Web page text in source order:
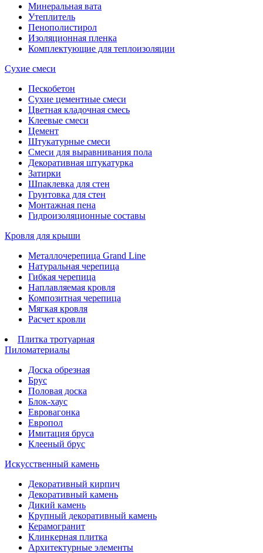
Минеральная вата
Утеплитель
Пенополистирол
Изоляционная пленка
Комплектующие для теплоизоляции
Сухие смеси
Пескобетон
Сухие цементные смеси
Цветная кладочная смесь
Клеевые смеси
Цемент
Штукатурные смеси
Смеси для выравнивания пола
Декоративная штукатурка
Затирки
Шпаклевка для стен
Грунтовка для стен
Монтажная пена
Гидроизоляционные составы
Кровля для крыши
Металлочерепица Grand Line
Натуральная черепица
Гибкая черепица
Наплавляемая кровля
Композитная черепица
Мягкая кровля
Расчет кровли
Плитка тротуарная
Пиломатериалы
Доска обрезная
Брус
Половая доска
Блок-хаус
Евровагонка
Европол
Имитация бруса
Клееный брус
Искусственный камень
Декоративный кирпич
Декоративный камень
Дикий камень
Крупный декоративный камень
Керамогранит
Клинкерная плитка
Архитектурные элементы